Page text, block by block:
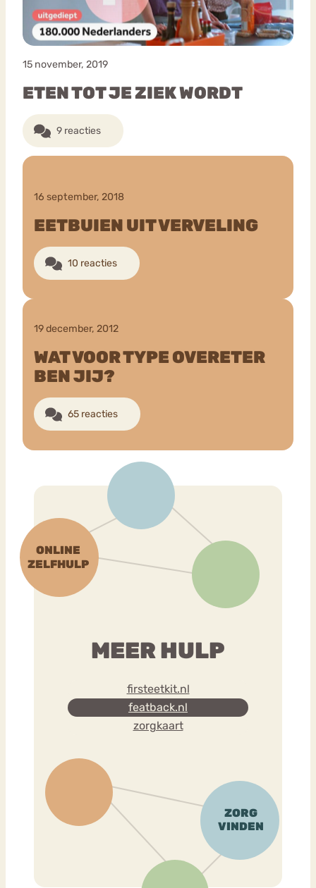
15 november, 2019
ETEN TOT JE ZIEK WORDT
9 reacties
16 september, 2018
EETBUIEN UIT VERVELING
10 reacties
19 december, 2012
WAT VOOR TYPE OVERETER
BEN JIJ?
65 reacties
MEER HULP
firsteetkit.nl
featback.nl
zorgkaart